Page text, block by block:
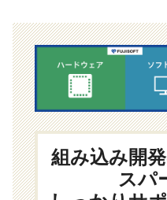
組み込み開
スパ